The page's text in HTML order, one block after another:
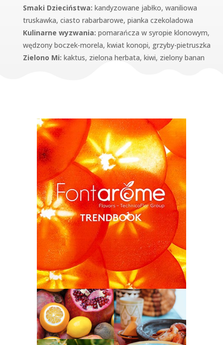
Smaki Dzieciństwa: kandyzowane jabłko, waniliowa
truskawka, ciasto rabarbarowe, pianka czekoladowa
Kulinarne wyzwania: pomarańcza w syropie klonowym,
wędzony boczek-morela, kwiat konopi, grzyby-pietruszka
Zielono Mi: kaktus, zielona herbata, kiwi, zielony banan